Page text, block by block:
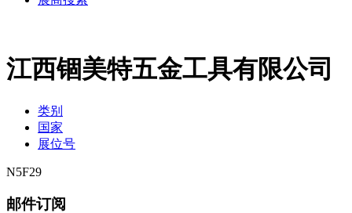
江西锢美特五金工具有限公司
类别
国家
展位号
N5F29
邮件订阅